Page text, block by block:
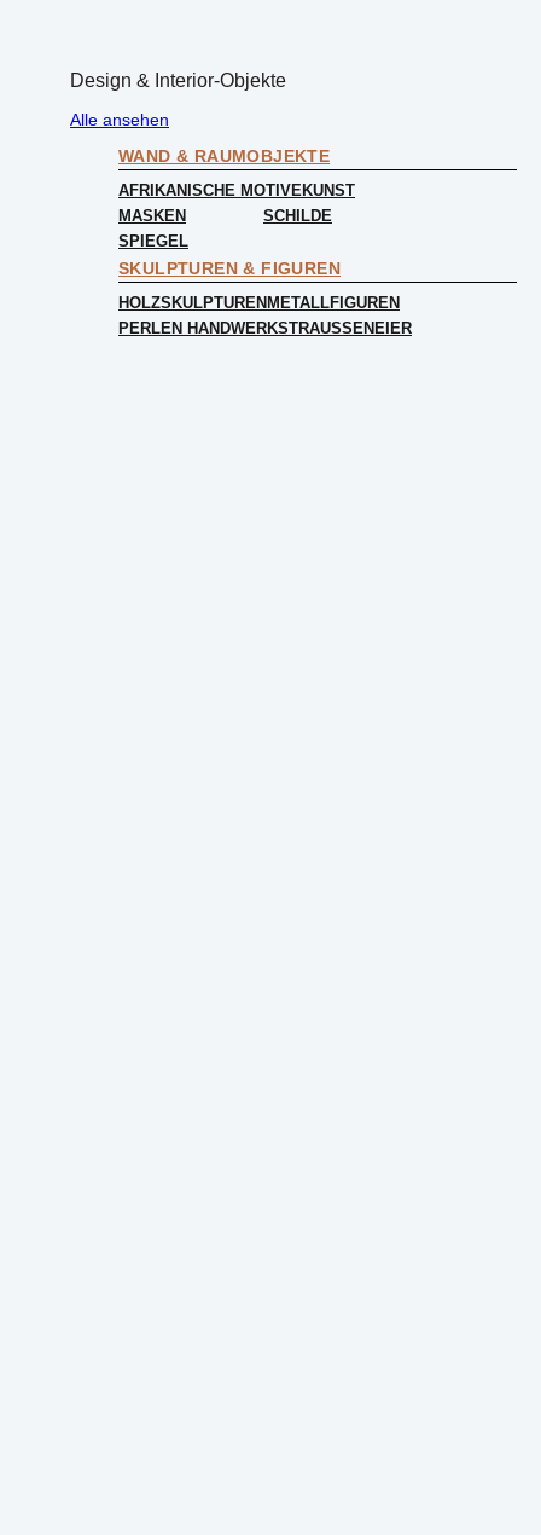
Design & Interior-Objekte
Alle ansehen
WAND & RAUMOBJEKTE
AFRIKANISCHE MOTIVEKUNST
MASKEN
SCHILDE
SPIEGEL
SKULPTUREN & FIGUREN
HOLZSKULPTURENMETALLFIGUREN
PERLEN HANDWERKSTRAUSSENEIER